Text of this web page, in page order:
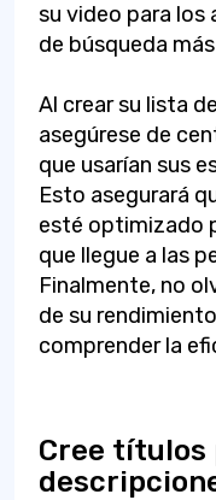
su video para
de búsqueda
Al crear su lista
asegúrese de
que usarían sus
Esto asegurará
esté optimizado
que llegue a las
Finalmente, no
de su
comprender la
Cree títulos